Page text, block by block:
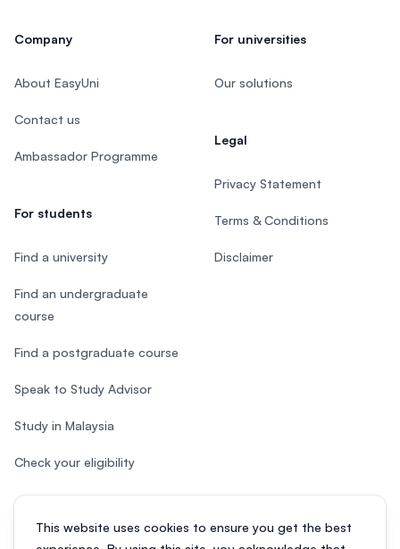
This website uses cookies to ensure you get the best
Company
About EasyUni
Contact us
Ambassador Programme
For students
Find a university
Find an undergraduate
course
Find a postgraduate course
Speak to Study Advisor
Study in Malaysia
Check your eligibility
For universities
Our solutions
Legal
Privacy Statement
Terms & Conditions
Disclaimer